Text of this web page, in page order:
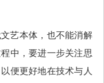
艺本体，也不能消解
中，要进一步关注思
便更好地在技术与人